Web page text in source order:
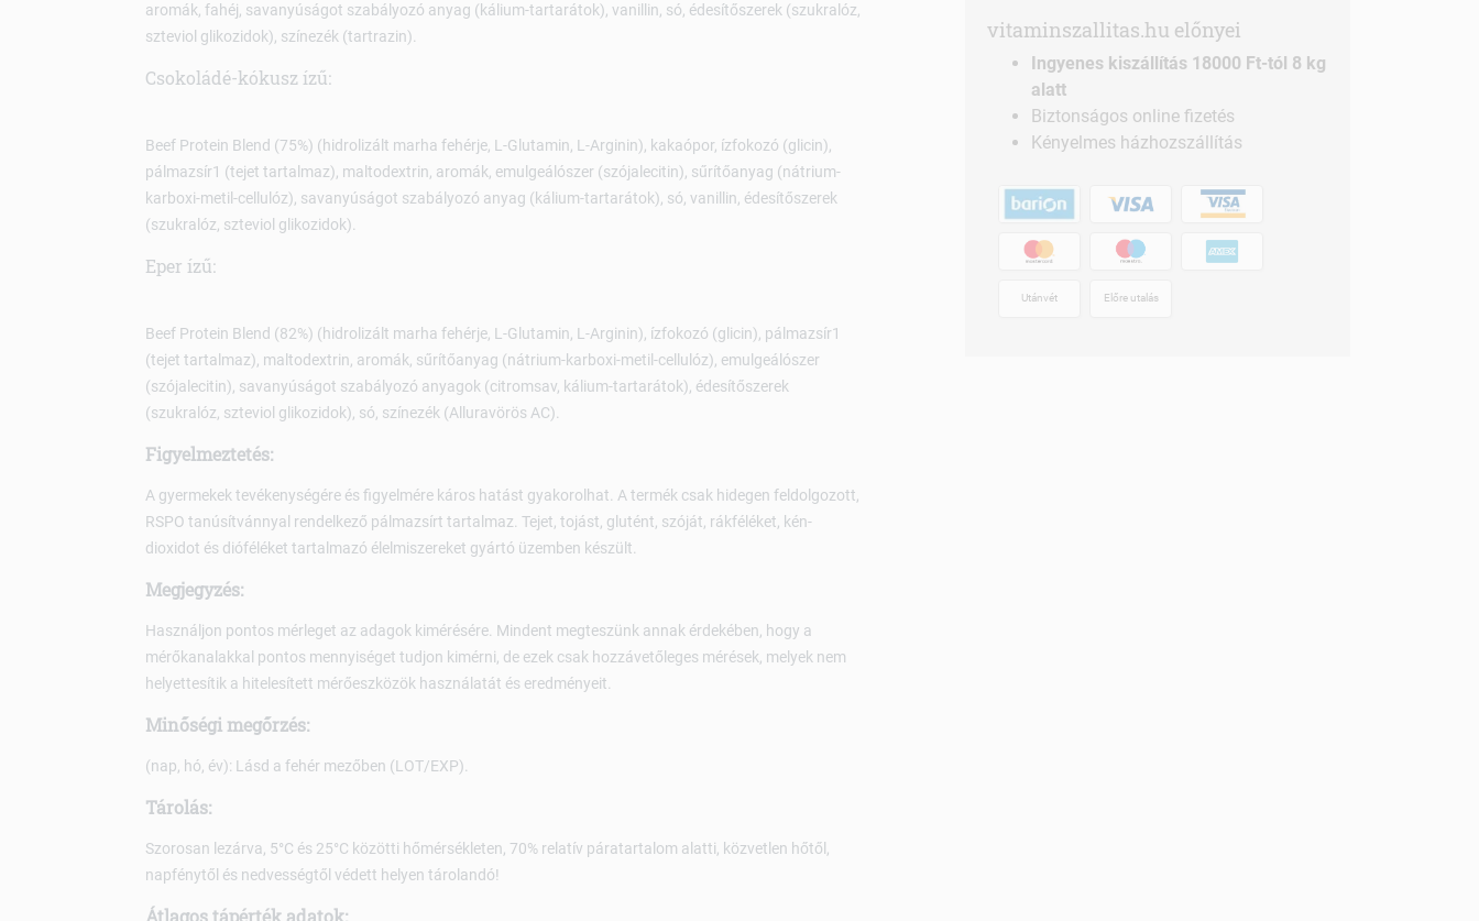
aromák, fahéj, savanyúságot szabályozó anyag (kálium-tartarátok), vanillin, só, édesítőszerek (szukralóz,
szteviol glikozidok), színezék (tartrazin).
Csokoládé-kókusz ízű:
Beef Protein Blend (75%) (hidrolizált marha fehérje, L-Glutamin, L-Arginin), kakaópor, ízfokozó (glicin),
pálmazsír1 (tejet tartalmaz), maltodextrin, aromák, emulgeálószer (szójalecitin), sűrítőanyag (nátrium-
karboxi-metil-cellulóz), savanyúságot szabályozó anyag (kálium-tartarátok), só, vanillin, édesítőszerek
(szukralóz, szteviol glikozidok).
Eper ízű:
Beef Protein Blend (82%) (hidrolizált marha fehérje, L-Glutamin, L-Arginin), ízfokozó (glicin), pálmazsír1
(tejet tartalmaz), maltodextrin, aromák, sűrítőanyag (nátrium-karboxi-metil-cellulóz), emulgeálószer
(szójalecitin), savanyúságot szabályozó anyagok (citromsav, kálium-tartarátok), édesítőszerek
(szukralóz, szteviol glikozidok), só, színezék (Alluravörös AC).
Figyelmeztetés:
A gyermekek tevékenységére és figyelmére káros hatást gyakorolhat. A termék csak hidegen feldolgozott,
RSPO tanúsítvánnyal rendelkező pálmazsírt tartalmaz. Tejet, tojást, glutént, szóját, rákféléket, kén-
dioxidot és dióféléket tartalmazó élelmiszereket gyártó üzemben készült.
Megjegyzés:
Használjon pontos mérleget az adagok kimérésére. Mindent megteszünk annak érdekében, hogy a
mérőkanalakkal pontos mennyiséget tudjon kimérni, de ezek csak hozzávetőleges mérések, melyek nem
helyettesítik a hitelesített mérőeszközök használatát és eredményeit.
Minőségi megőrzés:
(nap, hó, év): Lásd a fehér mezőben (LOT/EXP).
Tárolás:
Szorosan lezárva, 5°C és 25°C közötti hőmérsékleten, 70% relatív páratartalom alatti, közvetlen hőtől,
napfénytől és nedvességtől védett helyen tárolandó!
vitaminszallitas.hu előnyei
Ingyenes kiszállítás 18000 Ft-tól 8 kg
alatt
Biztonságos online fizetés
Kényelmes házhozszállítás
Utánvét Előre utalás